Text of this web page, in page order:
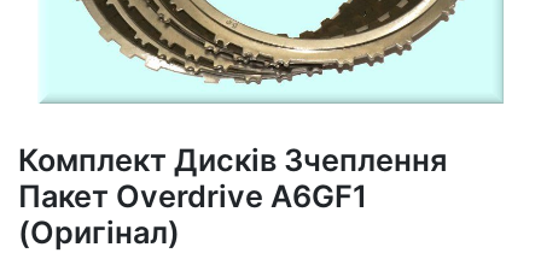
Комплект Дисків Зчеплення
Пакет Overdrive A6GF1
(Оригінал)